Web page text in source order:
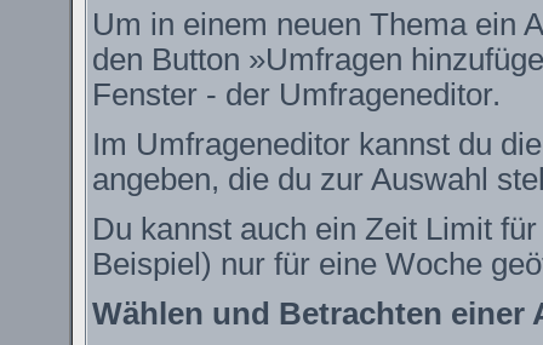
Um in einem neuen Thema ein
den Button »Umfragen
Fenster - der Umfrageneditor.
Im Umfrageneditor kannst du
angeben, die du zur Auswahl
Du kannst auch ein Zeit Limit
Beispiel) nur für eine Woche
Wählen und Betrachten einer